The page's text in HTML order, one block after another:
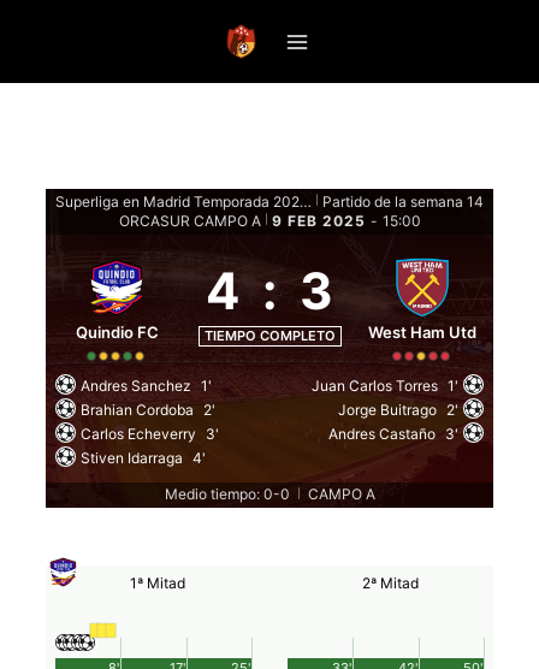
Superliga en Madrid Temporada 2024-25 - Fase de grupos
Partido de la semana 14
ORCASUR CAMPO A
9 FEB 2025 - 15:00
Quindio FC
4 : 3
TIEMPO COMPLETO West Ham Utd
Andres Sanchez 1'
Brahian Cordoba 2'
Carlos Echeverry
3'
Stiven Idarraga 4'
Juan Carlos Torres 1'
Jorge Buitrago 2'
Andres Castaño 3'
Medio tiempo: 0-0 CAMPO A
1ª Mitad 2ª Mitad